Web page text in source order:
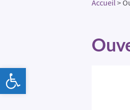
Accueil>
Ouvrir la barre d’outils